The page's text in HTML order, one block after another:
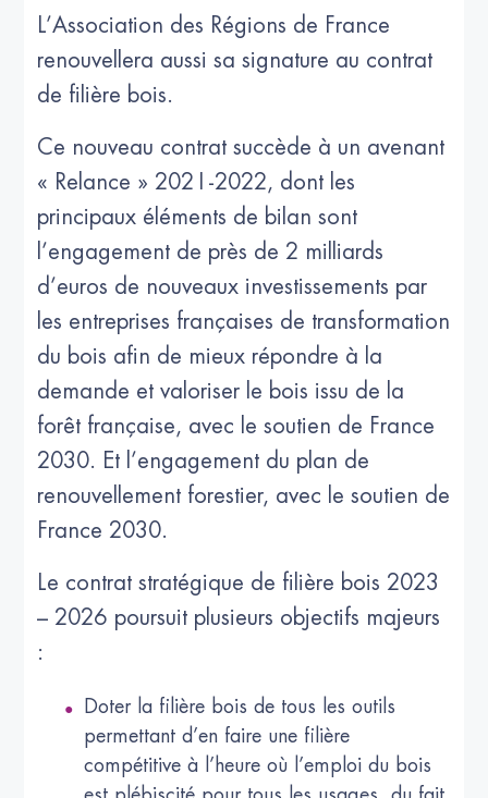
L’Association des Régions de France
renouvellera aussi sa signature au contrat
de filière bois.
Ce nouveau contrat succède à un avenant
« Relance » 2021-2022, dont les
principaux éléments de bilan sont
l’engagement de près de 2 milliards
d’euros de nouveaux investissements par
les entreprises françaises de transformation
du bois afin de mieux répondre à la
demande et valoriser le bois issu de la
forêt française, avec le soutien de France
2030. Et l’engagement du plan de
renouvellement forestier, avec le soutien de
France 2030.
Le contrat stratégique de filière bois 2023
– 2026 poursuit plusieurs objectifs majeurs
:
Doter la filière bois de tous les outils
permettant d’en faire une filière
compétitive à l’heure où l’emploi du bois